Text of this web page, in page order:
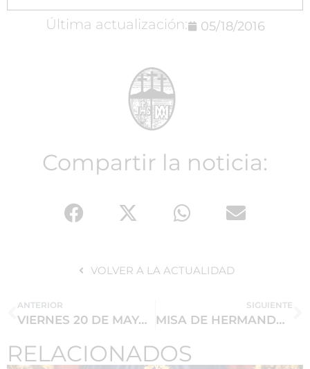
Última actualización: 05/18/2016
Compartir la noticia:
VOLVER A LA ACTUALIDAD
ANTERIOR
VIERNES 20 DE MAYO; MISA DE HERMANDAD, OFRENDA FLORAL A NTRA. SEÑORA Y CONVIVENCIA
SIGUIENTE
MISA DE HERMANDAD EL VIERNES 27 DE MAYO
RELACIONADOS